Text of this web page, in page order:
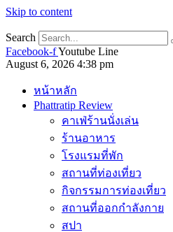
Skip to content
Search
Facebook-fYoutube Line
August 6, 2026 4:38 pm
หน้าหลัก
Phattratip Review
คาเฟ่ร้านนั่งเล่น
ร้านอาหาร
โรงแรมที่พัก
สถานที่ท่องเที่ยว
กิจกรรมการท่องเที่ยว
สถานที่ออกกำลังกาย
สปา